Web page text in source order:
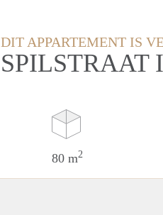
DIT APPARTEMENT IS
SPILSTRAAT
80 m2